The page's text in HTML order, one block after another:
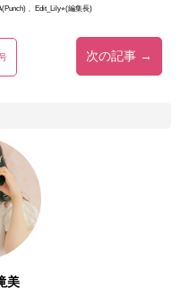
、Edit_Lily⭐︎(編集長)
次の記事 →
美